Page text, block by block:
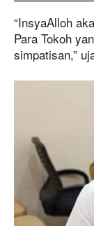
“InsyaAlloh
Para Tokoh
simpatisan,”